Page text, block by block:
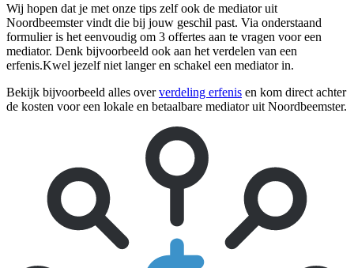
Wij hopen dat je met onze tips zelf ook de mediator uit
Noordbeemster vindt die bij jouw geschil past. Via onderstaand
formulier is het eenvoudig om 3 offertes aan te vragen voor een
mediator. Denk bijvoorbeeld ook aan het verdelen van een
erfenis.Kwel jezelf niet langer en schakel een mediator in.
Bekijk bijvoorbeeld alles oververdeling erfenis en kom direct achter
de kosten voor een lokale en betaalbare mediator uit Noordbeemster.